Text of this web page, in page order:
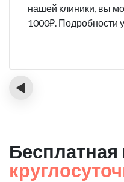
нашей клиники, вы
1000₽. Подробности
‹
Бесплатная